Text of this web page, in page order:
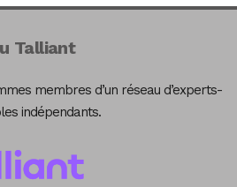
Talliant
membres d’un réseau d’experts-
indépendants.